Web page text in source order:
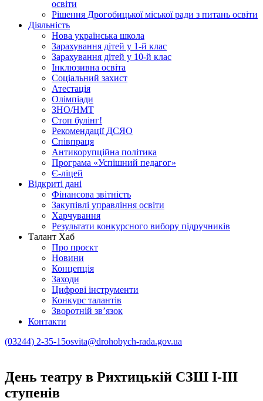
освіти
Рішення Дрогобицької міської ради з питань освіти
Діяльність
Нова українська школа
Зарахування дітей у 1-й клас
Зарахування дітей у 10-й клас
Інклюзивна освіта
Соціальний захист
Атестація
Олімпіади
ЗНО/НМТ
Стоп булінг!
Рекомендації ДСЯО
Співпраця
Антикорупційна політика
Програма «Успішний педагог»
Є-ліцей
Відкриті дані
Фінансова звітність
Закупівлі управління освіти
Харчування
Результати конкурсного вибору підручників
Талант Хаб
Про проєкт
Новини
Концепція
Заходи
Цифрові інструменти
Конкурс талантів
Зворотній зв’язок
Контакти
(03244) 2-35-15osvita@drohobych-rada.gov.ua
День театру в Рихтицькій СЗШ І-ІІІ
ступенів